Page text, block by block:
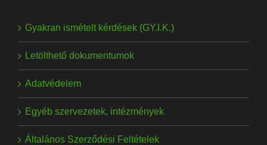
Gyakran ismételt kérdések (GY.I.K.)
Letölthető dokumentumok
Adatvédelem
Egyéb szervezetek, intézmények
Általános Szerződési Feltételek